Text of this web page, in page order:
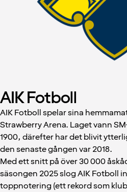
AIK Fotboll
AIK Fotboll spelar sina
Strawberry Arena. Laget vann
1900, därefter har det blivit
den senaste gången var 2018.
Med ett snitt på över 30 000
säsongen 2025 slog AIK Fotboll
toppnotering (ett rekord som